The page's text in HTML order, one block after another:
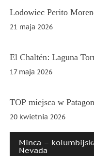
Lodowiec Perito
21 maja 2026
El Chaltén: Laguna
17 maja 2026
TOP miejsca w
20 kwietnia 2026
Minca –
Nevada